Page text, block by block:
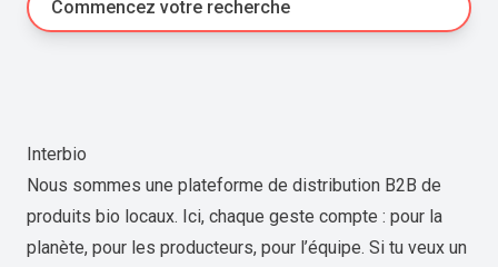
Commencez votre recherche
Interbio
Nous sommes une plateforme de distribution B2B de
produits bio locaux. Ici, chaque geste compte : pour la
planète, pour les producteurs, pour l’équipe. Si tu veux un